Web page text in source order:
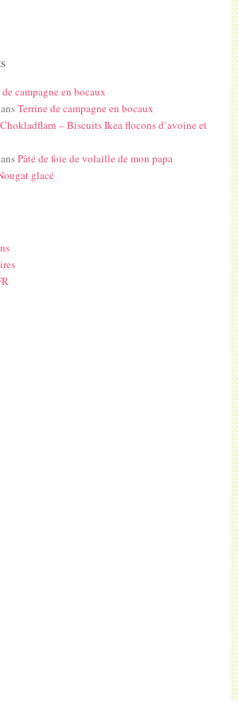
campagne en bocaux
Terrine de campagne en bocaux
Chokladflarn – Biscuits Ikea flocons d’avoine et
Pâté de foie de volaille de mon papa
glacé